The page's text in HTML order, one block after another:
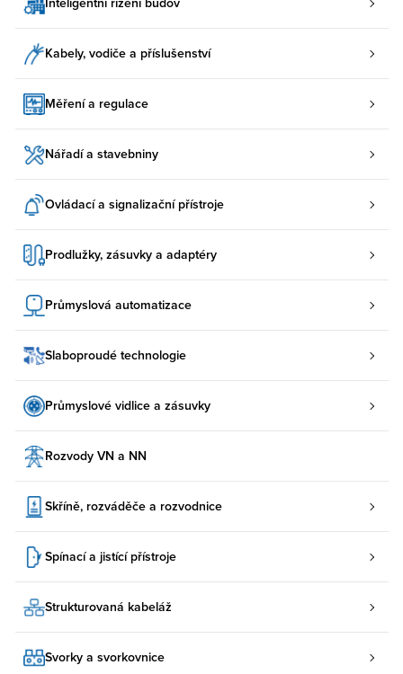
Kabely, vodiče a příslušenství
Měření a regulace
Nářadí a stavebniny
Ovládací a signalizační přístroje
Prodlužky, zásuvky a adaptéry
Průmyslová automatizace
Slaboproudé technologie
Průmyslové vidlice a zásuvky
Rozvody VN a NN
Skříně, rozváděče a rozvodnice
Spínací a jistící přístroje
Strukturovaná kabeláž
Svorky a svorkovnice